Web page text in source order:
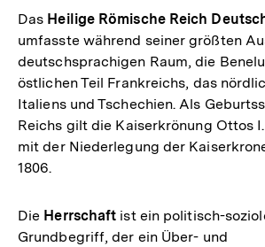
Das Heilige Römische Reich
umfasste während seiner größten
deutschsprachigen Raum, die
östlichen Teil Frankreichs, das
Italiens und Tschechien. Als
Reichs gilt die Kaiserkrönung Ottos
mit der Niederlegung der
1806.
Die Herrschaft ist ein politisch-
Grundbegriff, der ein Über- und